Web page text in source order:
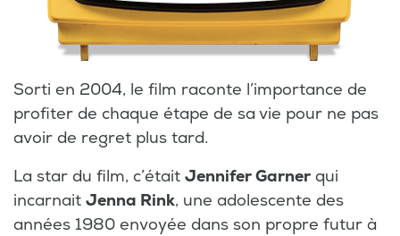
Sorti en 2004, le film raconte l’importance de
profiter de chaque étape de sa vie pour ne pas
avoir de regret plus tard.
La star du film, c’était Jennifer Garner qui
incarnait Jenna Rink, une adolescente des
années 1980 envoyée dans son propre futur à